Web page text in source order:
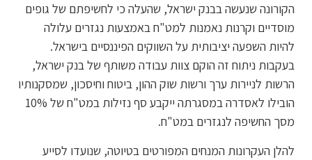
הקורונה שנעשה בבנק ישראל, שהעלה כי לחשיפתם של גופים
מוסדיים וקרנות נאמנות למט"ח באמצעות נגזרים עלולה
להיות השפעה יציבותית על השווקים הפיננסיים בישראל.
בעקבות ניתוח זה הוקם צוות עבודה משותף של בנק ישראל,
הרשות לניירות ערך ורשות שוק ההון, ביטוח וחיסכון, שמסקנותיו
הובילו לאסדרה במסגרתה ייקבע סף נזילות במט"ח של 10%
מסך החשיפה לנגזרים במט"ח.
להלן העקרונות המנחים המפורטים בטיוטה, שנועדו לסייע